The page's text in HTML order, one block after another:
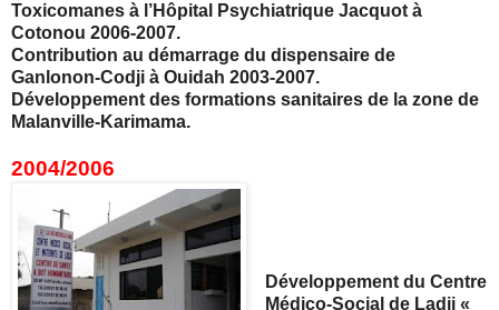
Toxicomanes à l’Hôpital Psychiatrique Jacquot à
Cotonou 2006-2007.
Contribution au démarrage du dispensaire de
Ganlonon-Codji à Ouidah 2003-2007.
Développement des formations sanitaires de la zone de
Malanville-Karimama.
2004/2006
Développement du Centre
Médico-Social de Ladji «